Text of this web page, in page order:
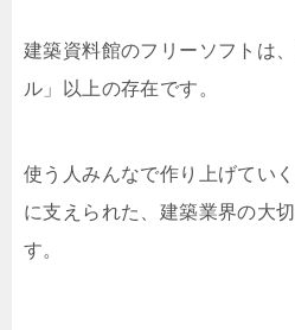
建築資料館のフリーソフトは
ル」以上の存在です。
使う人みんなで作り上げてい
に支えられた、建築業界の大
す。